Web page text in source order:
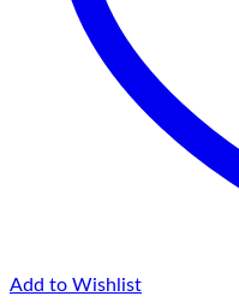
Add to Wishlist